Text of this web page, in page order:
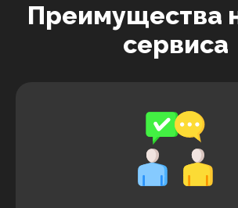
Преимущества
сервиса